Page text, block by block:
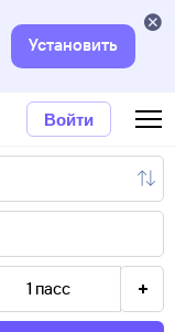
Установить
Войти
1 пасс